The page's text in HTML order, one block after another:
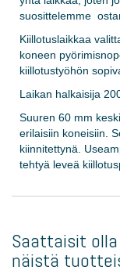
suosittelemme
Kiillotuslaikkaa
koneen
kiillotustyöhön
Laikan halkaisija
Suuren 60 mm
erilaisiin koneisiin.
kiinnitettynä.
tehtyä leveä
Saattaisit
näistä